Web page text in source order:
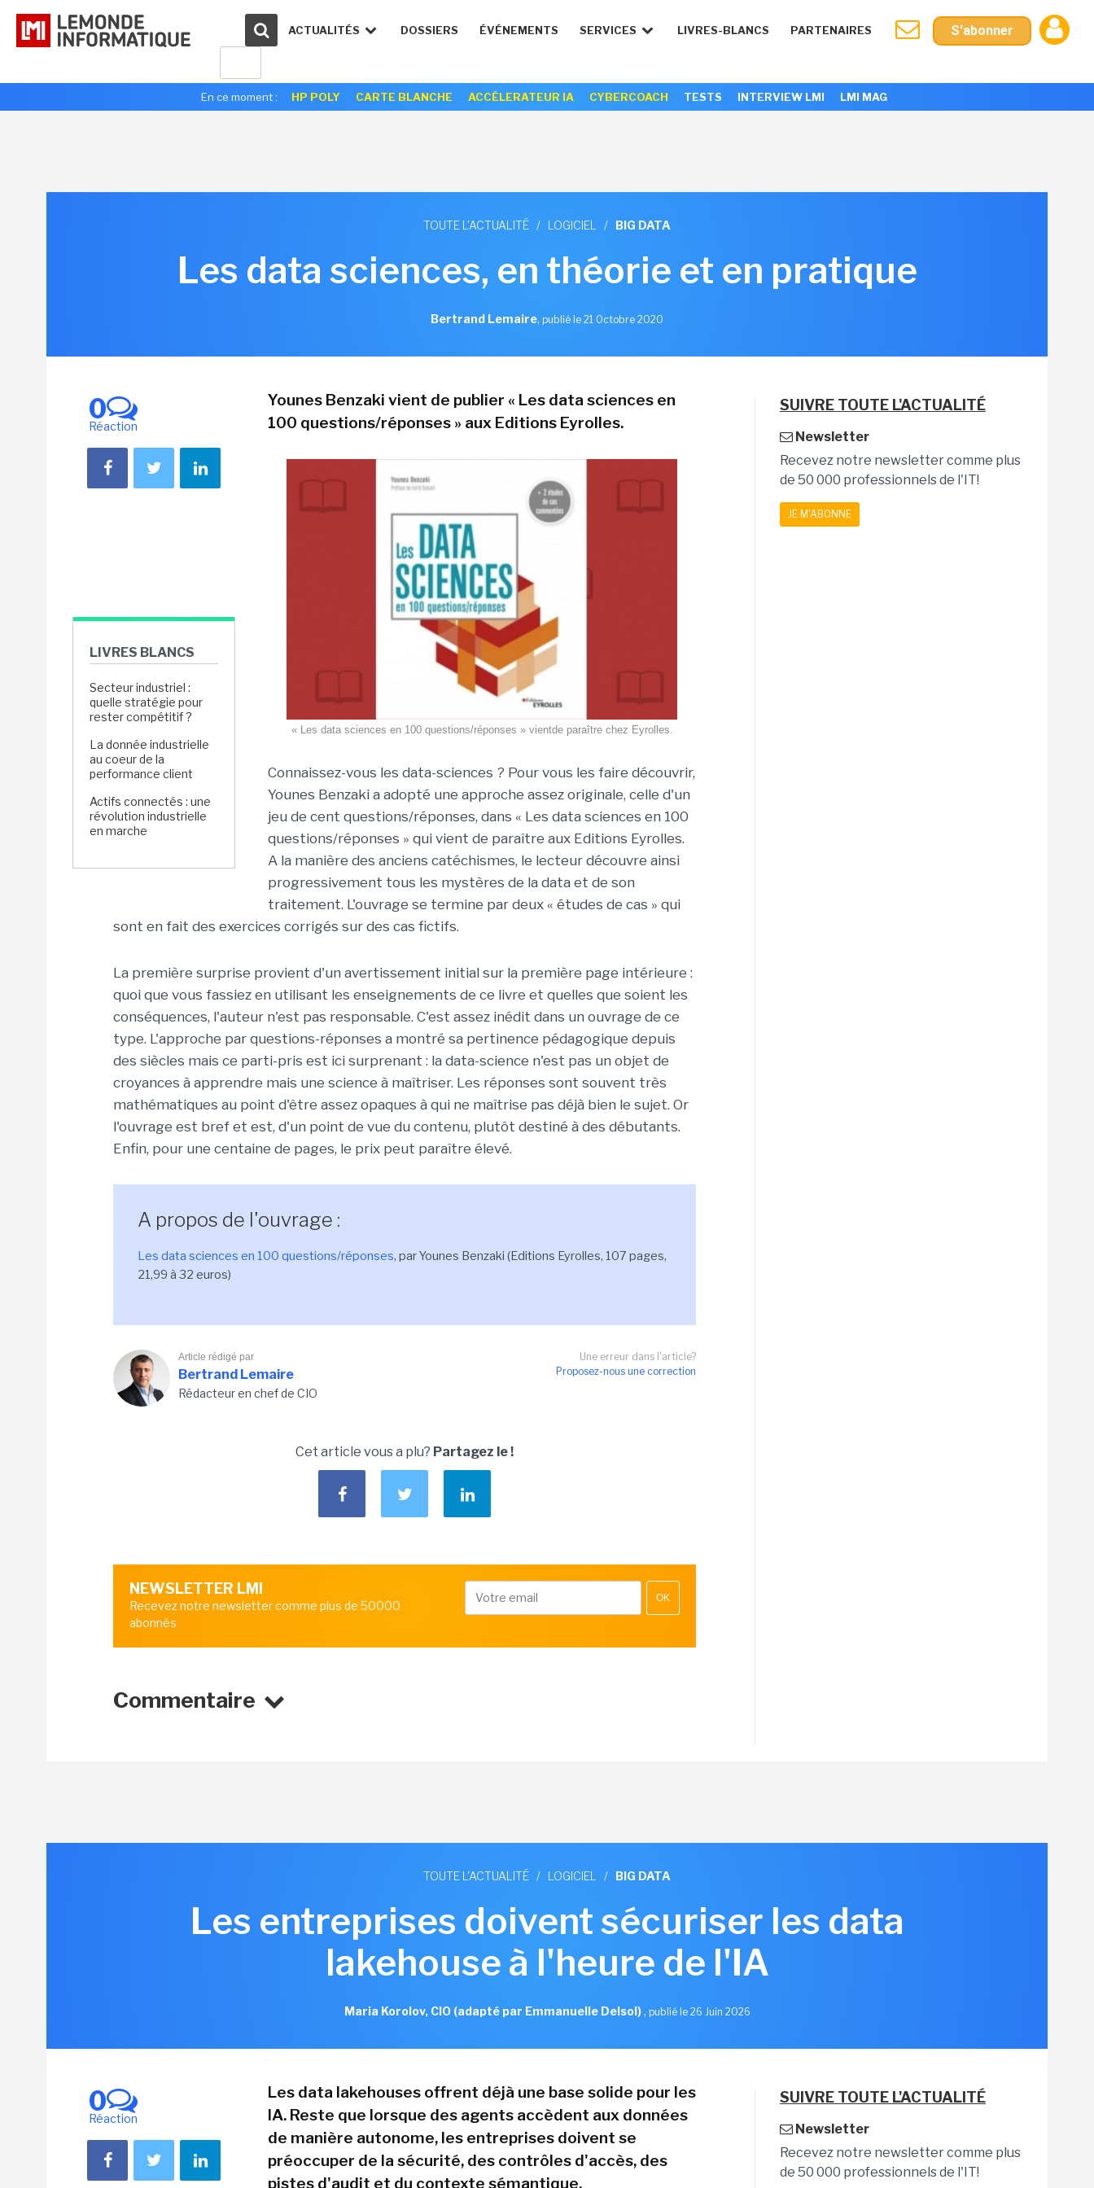
ACTUALITÉS DOSSIERS ÉVÉNEMENTS SERVICES LIVRES-BLANCS PARTENAIRES S'abonner
En ce moment : HP POLY CARTE BLANCHE ACCÉLERATEUR IA CYBERCOACH TESTS INTERVIEW LMI LMI MAG
TOUTE L'ACTUALITÉ / LOGICIEL / BIG DATA
Les data sciences, en théorie et en pratique
Bertrand Lemaire, publié le 21 Octobre 2020
0
Réaction
LIVRES BLANCS
Secteur industriel :
quelle stratégie pour
rester compétitif ?
La donnée industrielle
au coeur de la
performance client
Actifs connectés : une
révolution industrielle
en marche
Younes Benzaki vient de publier « Les data sciences en
100 questions/réponses » aux Editions Eyrolles.
« Les data sciences en 100 questions/réponses » vientde paraître chez Eyrolles.
Connaissez-vous les data-sciences ? Pour vous les faire découvrir,
Younes Benzaki a adopté une approche assez originale, celle d'un
jeu de cent questions/réponses, dans « Les data sciences en 100
questions/réponses » qui vient de paraître aux Editions Eyrolles.
A la manière des anciens catéchismes, le lecteur découvre ainsi
progressivement tous les mystères de la data et de son
traitement. L'ouvrage se termine par deux « études de cas » qui
sont en fait des exercices corrigés sur des cas fictifs.
La première surprise provient d'un avertissement initial sur la première page intérieure :
quoi que vous fassiez en utilisant les enseignements de ce livre et quelles que soient les
conséquences, l'auteur n'est pas responsable. C'est assez inédit dans un ouvrage de ce
type. L'approche par questions-réponses a montré sa pertinence pédagogique depuis
des siècles mais ce parti-pris est ici surprenant : la data-science n'est pas un objet de
croyances à apprendre mais une science à maîtriser. Les réponses sont souvent très
mathématiques au point d'être assez opaques à qui ne maîtrise pas déjà bien le sujet. Or
l'ouvrage est bref et est, d'un point de vue du contenu, plutôt destiné à des débutants.
Enfin, pour une centaine de pages, le prix peut paraître élevé.
A propos de l'ouvrage :
Les data sciences en 100 questions/réponses, par Younes Benzaki (Editions Eyrolles, 107 pages,
21,99 à 32 euros)
Une erreur dans l'article?
Proposez-nous une correction
Article rédigé par
Bertrand Lemaire
Rédacteur en chef de CIO
Cet article vous a plu? Partagez le !
NEWSLETTER LMI
Recevez notre newsletter comme plus de 50000
abonnés
OK
Commentaire
SUIVRE TOUTE L'ACTUALITÉ
Newsletter
Recevez notre newsletter comme plus
de 50 000 professionnels de l'IT!
JE M'ABONNE
TOUTE L'ACTUALITÉ / LOGICIEL / BIG DATA
Les entreprises doivent sécuriser les data
lakehouse à l'heure de l'IA
Maria Korolov, CIO (adapté par Emmanuelle Delsol), publié le 26 Juin 2026
0
Réaction
Les data lakehouses offrent déjà une base solide pour les
IA. Reste que lorsque des agents accèdent aux données
de manière autonome, les entreprises doivent se
préoccuper de la sécurité, des contrôles d'accès, des
pistes d'audit et du contexte sémantique.
SUIVRE TOUTE L'ACTUALITÉ
Newsletter
Recevez notre newsletter comme plus
de 50 000 professionnels de l'IT!